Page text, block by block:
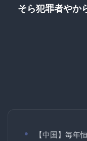
そら犯罪者やか
【中国】毎